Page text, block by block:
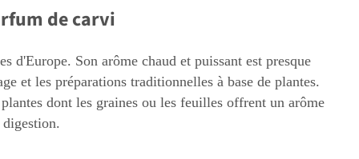
de carvi
d'Europe. Son arôme chaud et puissant est presque
et les préparations traditionnelles à base de plantes.
dont les graines ou les feuilles offrent un arôme